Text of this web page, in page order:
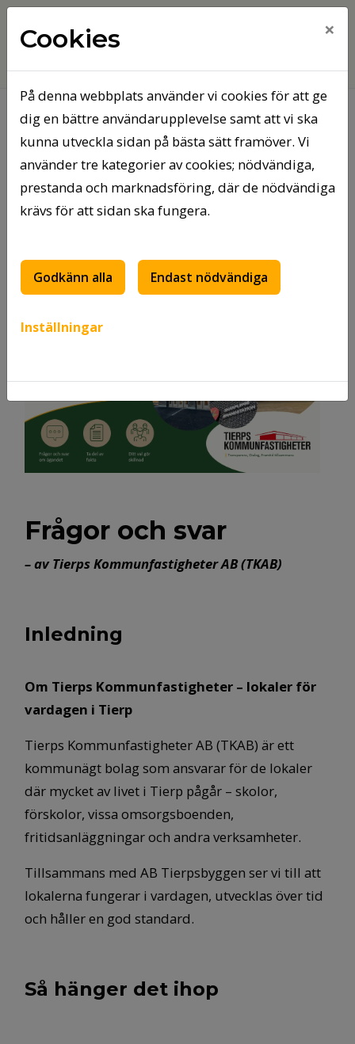
Tierps kommunfastigheter AB
Vad vet du om Tierps Kommunfastigheter, TKAB?
Vad vet du om Tierps
Kommunfastigheter,
Frågor och svar
– av Tierps Kommunfastigheter AB (TKAB)
Inledning
Om Tierps Kommunfastigheter – lokaler för
vardagen i Tierp
Tierps Kommunfastigheter AB (TKAB) är ett
kommunägt bolag som ansvarar för de lokaler
där mycket av livet i Tierp pågår – skolor,
förskolor, vissa omsorgsboenden,
fritidsanläggningar och andra verksamheter.
Tillsammans med AB Tierpsbyggen ser vi till att
lokalerna fungerar i vardagen, utvecklas över tid
och håller en god standard.
Så hänger det ihop
Cookies ×
På denna webbplats använder vi cookies för att ge
dig en bättre användarupplevelse samt att vi ska
kunna utveckla sidan på bästa sätt framöver. Vi
använder tre kategorier av cookies; nödvändiga,
prestanda och marknadsföring, där de nödvändiga
krävs för att sidan ska fungera.
Godkänn alla Endast nödvändiga
Inställningar